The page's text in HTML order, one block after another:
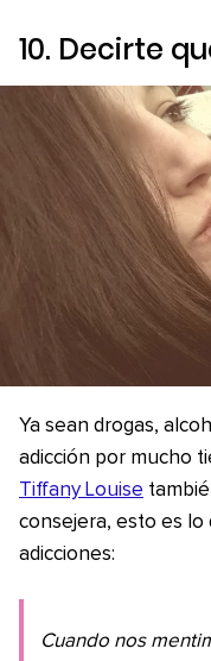
10. Decirte
Ya sean drogas,
adicción por mucho
Tiffany Louise
consejera, esto es lo
adicciones:
Cuando nos